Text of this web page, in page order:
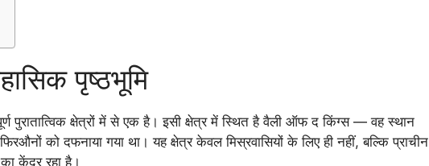
पृष्ठभूमि
पुरातात्विक क्षेत्रों में से एक है। इसी क्षेत्र में स्थित है वैली ऑफ द किंग्स — वह स्थान
को दफनाया गया था। यह क्षेत्र केवल मिस्रवासियों के लिए ही नहीं, बल्कि प्राचीन
केंद्र रहा है।